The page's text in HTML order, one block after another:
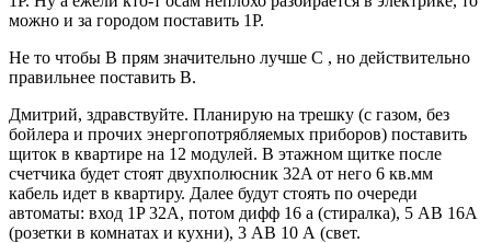
можно и за городом поставить 1Р.
Не то чтобы В прям значительно лучше С , но действительно
правильнее поставить В.
Дмитрий, здравствуйте. Планирую на трешку (с газом, без
бойлера и прочих энергопотрябляемых приборов) поставить
щиток в квартире на 12 модулей. В этажном щитке после
счетчика будет стоят двухполюсник 32A от него 6 кв.мм
кабель идет в квартиру. Далее будут стоять по очереди
автоматы: вход 1P 32А, потом дифф 16 а (стиралка), 5 АВ 16А
(розетки в комнатах и кухни), 3 АВ 10 А (свет.